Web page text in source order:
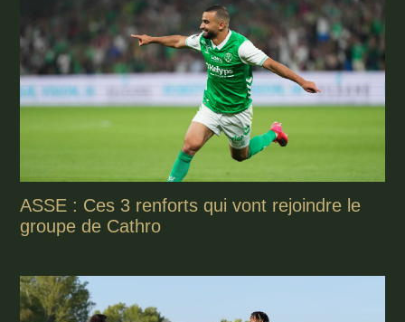
ASSE : Ces 3 renforts qui vont rejoindre le
groupe de Cathro